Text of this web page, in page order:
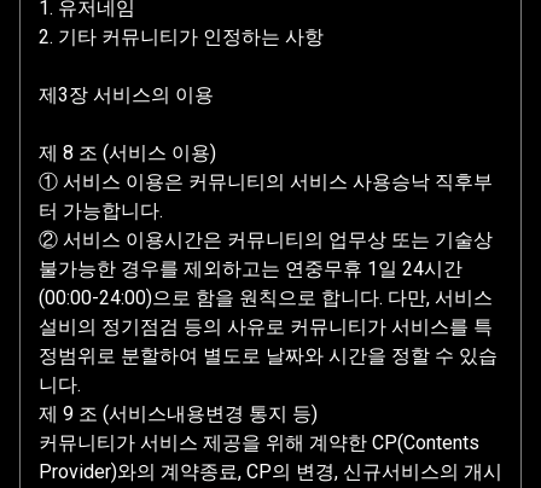
1. 유저네임
2. 기타 커뮤니티가 인정하는 사항
제3장 서비스의 이용
제 8 조 (서비스 이용)
① 서비스 이용은 커뮤니티의 서비스 사용승낙 직후부
터 가능합니다.
② 서비스 이용시간은 커뮤니티의 업무상 또는 기술상
불가능한 경우를 제외하고는 연중무휴 1일 24시간
(00:00-24:00)으로 함을 원칙으로 합니다. 다만, 서비스
설비의 정기점검 등의 사유로 커뮤니티가 서비스를 특
정범위로 분할하여 별도로 날짜와 시간을 정할 수 있습
니다.
제 9 조 (서비스내용변경 통지 등)
커뮤니티가 서비스 제공을 위해 계약한 CP(Contents
Provider)와의 계약종료, CP의 변경, 신규서비스의 개시